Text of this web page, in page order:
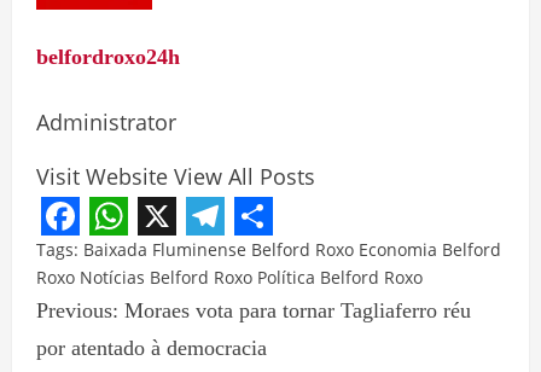
belfordroxo24h
Administrator
Visit Website View All Posts
Facebook
WhatsApp
X Telegram
Share
Tags: Baixada Fluminense Belford Roxo Economia Belford
Roxo Notícias Belford Roxo Política Belford Roxo
Previous: Moraes vota para tornar Tagliaferro réu
por atentado à democracia